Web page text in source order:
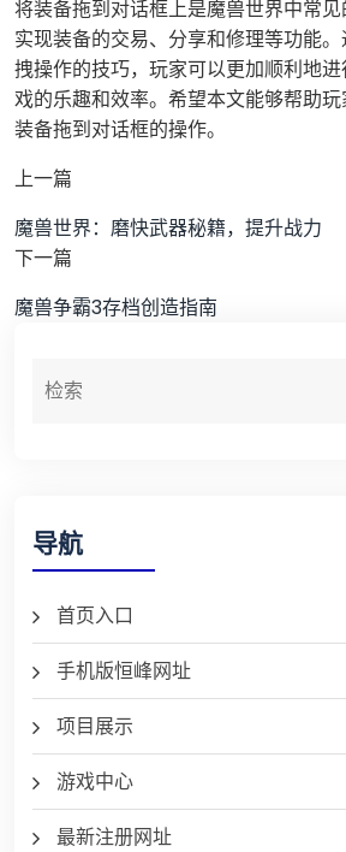
将装备拖到对话框上是魔兽世界中常
实现装备的交易、分享和修理等功能
拽操作的技巧，玩家可以更加顺利地
戏的乐趣和效率。希望本文能够帮助
装备拖到对话框的操作。
上一篇
魔兽世界：磨快武器秘籍，提升战力
下一篇
魔兽争霸3存档创造指南
导航
首页入口
手机版恒峰网址
项目展示
游戏中心
最新注册网址